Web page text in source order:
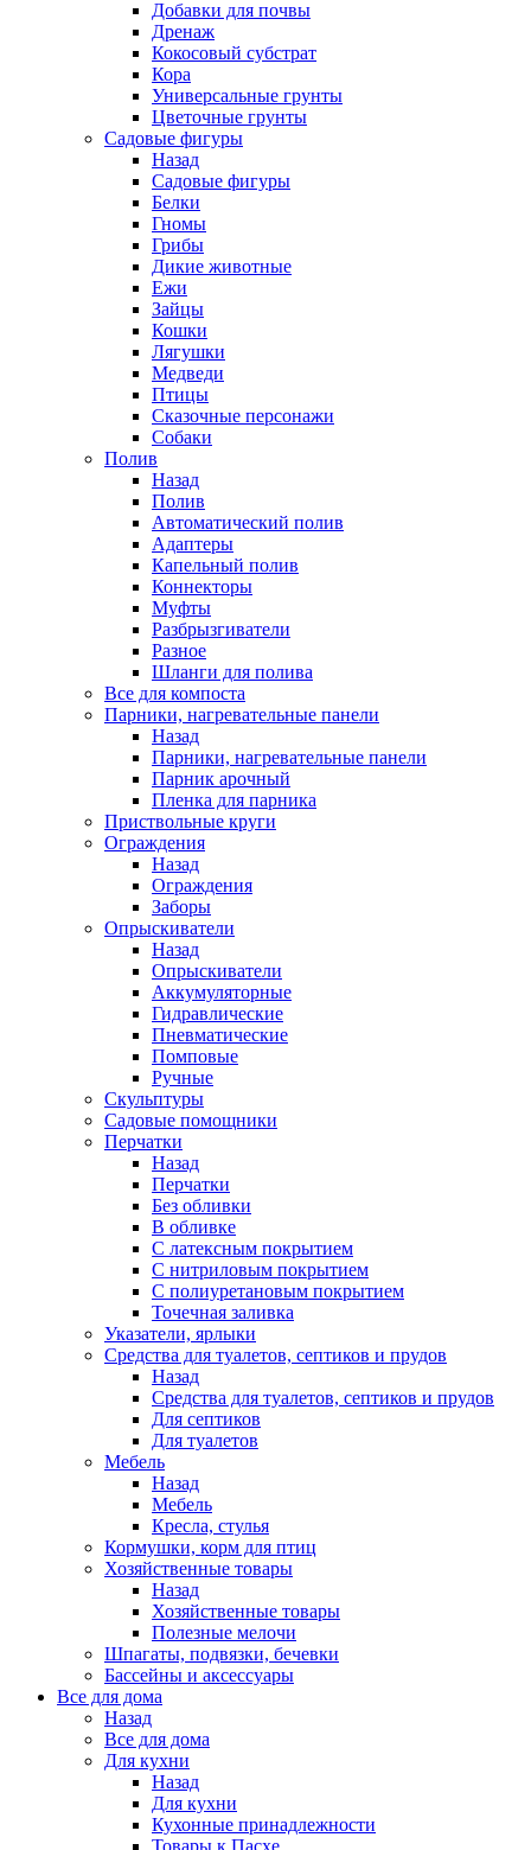
Добавки для почвы
Дренаж
Кокосовый субстрат
Кора
Универсальные грунты
Цветочные грунты
Садовые фигуры
Назад
Садовые фигуры
Белки
Гномы
Грибы
Дикие животные
Ежи
Зайцы
Кошки
Лягушки
Медведи
Птицы
Сказочные персонажи
Собаки
Полив
Назад
Полив
Автоматический полив
Адаптеры
Капельный полив
Коннекторы
Муфты
Разбрызгиватели
Разное
Шланги для полива
Все для компоста
Парники, нагревательные панели
Назад
Парники, нагревательные панели
Парник арочный
Пленка для парника
Приствольные круги
Ограждения
Назад
Ограждения
Заборы
Опрыскиватели
Назад
Опрыскиватели
Аккумуляторные
Гидравлические
Пневматические
Помповые
Ручные
Скульптуры
Садовые помощники
Перчатки
Назад
Перчатки
Без обливки
В обливке
С латексным покрытием
С нитриловым покрытием
С полиуретановым покрытием
Точечная заливка
Указатели, ярлыки
Средства для туалетов, септиков и прудов
Назад
Средства для туалетов, септиков и прудов
Для септиков
Для туалетов
Мебель
Назад
Мебель
Кресла, стулья
Кормушки, корм для птиц
Хозяйственные товары
Назад
Хозяйственные товары
Полезные мелочи
Шпагаты, подвязки, бечевки
Бассейны и аксессуары
Все для дома
Назад
Все для дома
Для кухни
Назад
Для кухни
Кухонные принадлежности
Товары к Пасхе